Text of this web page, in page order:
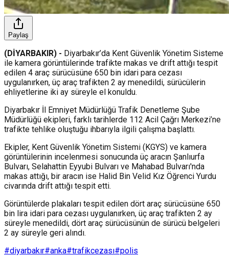
Paylaş
(DİYARBAKIR) - Diyarbakır’da Kent Güvenlik Yönetim Sisteme
ile kamera görüntülerinde trafikte makas ve drift attığı tespit
edilen 4 araç sürücüsüne 650 bin idari para cezası
uygulanırken, üç araç trafikten 2 ay menedildi, sürücülerin
ehliyetlerine iki ay süreyle el konuldu.
Diyarbakır İl Emniyet Müdürlüğü Trafik Denetleme Şube
Müdürlüğü ekipleri, farklı tarihlerde 112 Acil Çağrı Merkezi’ne
trafikte tehlike oluştuğu ihbarıyla ilgili çalışma başlattı.
Ekipler, Kent Güvenlik Yönetim Sistemi (KGYS) ve kamera
görüntülerinin incelenmesi sonucunda üç aracın Şanlıurfa
Bulvarı, Selahattin Eyyubi Bulvarı ve Mahabad Bulvarı'nda
makas attığı, bir aracın ise Halid Bin Velid Kız Öğrenci Yurdu
civarında drift attığı tespit etti.
Görüntülerde plakaları tespit edilen dört araç sürücüsüne 650
bin lira idari para cezası uygulanırken, üç araç trafikten 2 ay
süreyle menedildi, dört araç sürücüsünün de sürücü belgeleri
2 ay süreyle geri alındı.
#diyarbakır#anka#trafikcezası#polis